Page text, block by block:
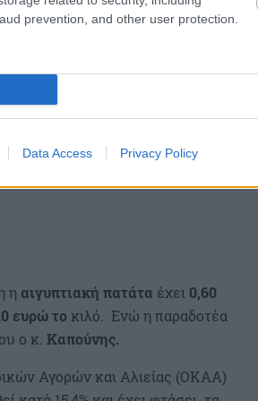
prevention, and other user protection.
Data Access Privacy Policy
η αιγυπτιακή πατάτα έχει 0,60
ευρώ τοκιλό. Ενώ η παραδοτέα
ο κ. Καπούνης.
Αγορών και Αλιείας (ΟΚΑΑ)